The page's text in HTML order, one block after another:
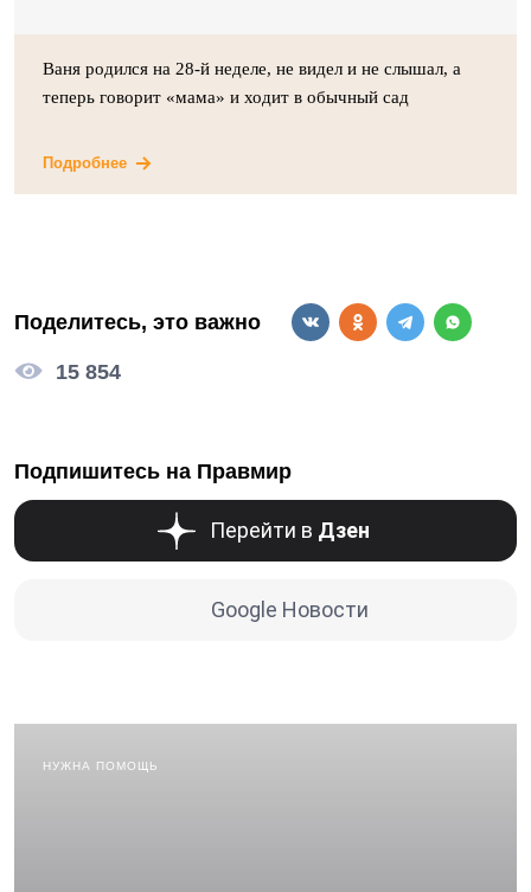
Ваня родился на 28-й неделе, не видел и не слышал, а
теперь говорит «мама» и ходит в обычный сад
Подробнее
Поделитесь, это важно
15 854
Подпишитесь на Правмир
Перейти в Дзен
Google Новости
НУЖНА ПОМОЩЬ